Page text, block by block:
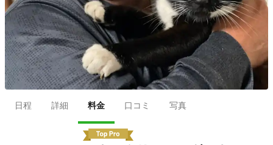
日程 詳細 料金 口コミ 写真